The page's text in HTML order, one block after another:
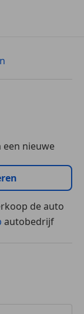
een nieuwe
de auto
autobedrijf